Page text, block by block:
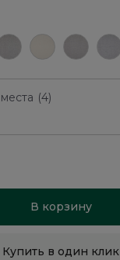
(4)
В корзину
Купить в один клик